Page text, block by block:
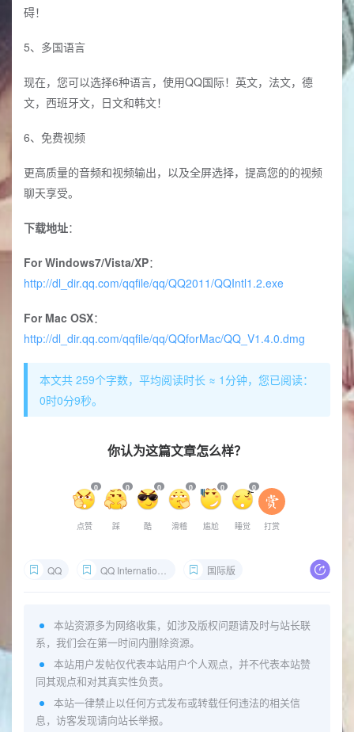
碍！
5、多国语言
现在，您可以选择6种语言，使用QQ国际！英文，法文，德
文，西班牙文，日文和韩文！
6、免费视频
更高质量的音频和视频输出，以及全屏选择，提高您的的视频
聊天享受。
下载地址：
For Windows7/Vista/XP：
http://dl_dir.qq.com/qqfile/qq/QQ2011/QQIntl1.2.exe
For Mac OSX：
http://dl_dir.qq.com/qqfile/qq/QQforMac/QQ_V1.4.0.dmg
本文共 259个字数，平均阅读时长 ≈ 1分钟，您已阅读：
0时0分10秒。
你认为这篇文章怎么样？
0
点赞
0
踩
0
酷
0
滑稽
0
尴尬
0
睡觉 打赏
QQ QQ International 国际版
本站资源多为网络收集，如涉及版权问题请及时与站长联
系，我们会在第一时间内删除资源。
本站用户发帖仅代表本站用户个人观点，并不代表本站赞
同其观点和对其真实性负责。
本站一律禁止以任何方式发布或转载任何违法的相关信
息，访客发现请向站长举报。